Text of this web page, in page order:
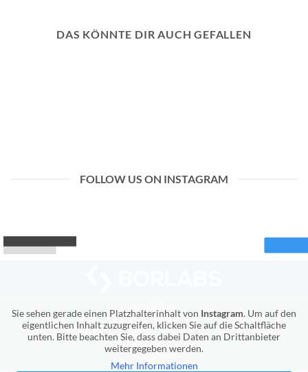
DAS KÖNNTE DIR AUCH GEFALLEN
FOLLOW US ON INSTAGRAM
Sie sehen gerade einen Platzhalterinhalt von Instagram. Um auf den
eigentlichen Inhalt zuzugreifen, klicken Sie auf die Schaltfläche
unten. Bitte beachten Sie, dass dabei Daten an Drittanbieter
weitergegeben werden.
Mehr Informationen